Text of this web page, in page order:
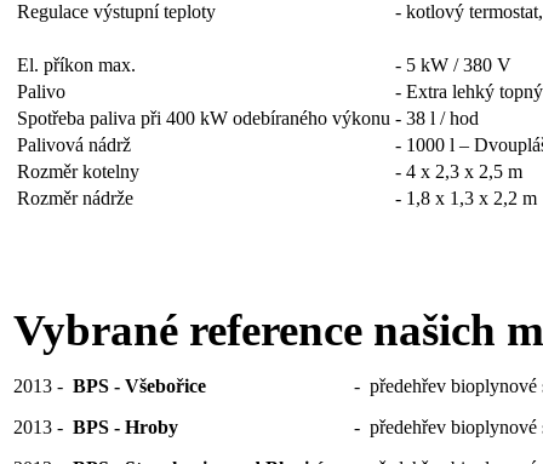
Regulace výstupní teploty
- kotlový
El. příkon max. - 5 kW / 380 V
Palivo
- Extra lehký
Spotřeba paliva při 400 kW odebíraného výkonu - 38 l / hod
Palivová nádrž
- 1000 l –
Rozměr kotelny
- 4 x 2,3 x 2,5 m
Rozměr nádrže
- 1,8 x 1,3 x 2,2 m
Vybrané reference našich
2013 - BPS - Všebořice - předehřev bioplynové
2013 - BPS - Hroby - předehřev bioplynové